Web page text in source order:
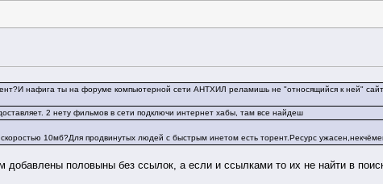
нафига ты на форуме компьютерной сети АНТХИЛ реламишь не "относящийся к ней"
2 нету фильмов в сети подключи интернет хабы, там все найдеш
10мб?Для продвинутых людей с быстрым инетом есть торент.Ресурс
половыны без ссылок, а если и ссылками то их не найти в